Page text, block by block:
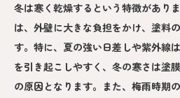
冬は寒く乾燥するという特徴があり
は、外壁に大きな負担をかけ、塗料
す。特に、夏の強い日差しや紫外線
を引き起こしやすく、冬の寒さは塗
の原因となります。また、梅雨時期